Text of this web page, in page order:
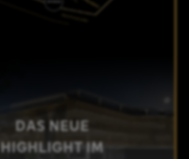
DAS NEUE
HIGHLIGHT IM